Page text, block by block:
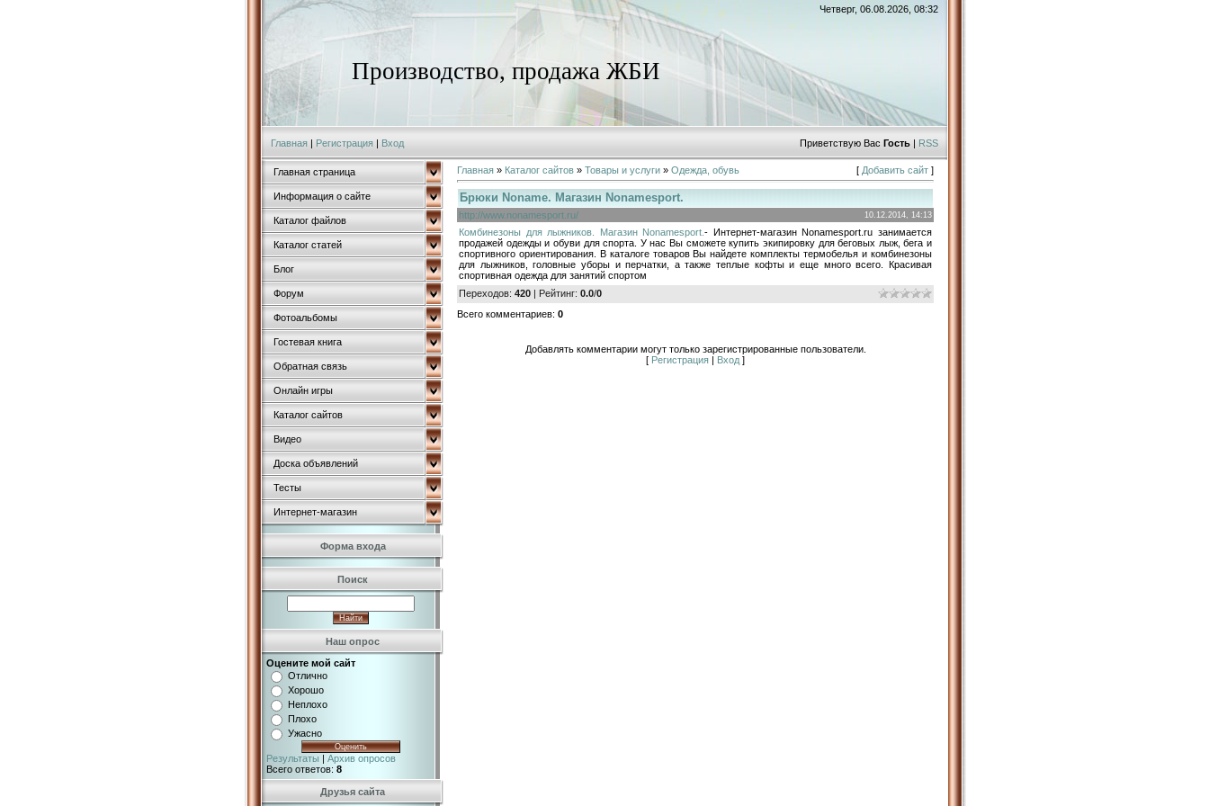
Четверг, 06.08.2026, 08:32
Производство, продажа ЖБИ
Главная | Регистрация | Вход Приветствую Вас Гость | RSS
Главная страница
Информация о сайте
Каталог файлов
Каталог статей
Блог
Форум
Фотоальбомы
Гостевая книга
Обратная связь
Онлайн игры
Каталог сайтов
Видео
Доска объявлений
Тесты
Интернет-магазин
Форма входа
Поиск
Наш опрос
Оцените мой сайт
Отлично
Хорошо
Неплохо
Плохо
Ужасно
Результаты | Архив опросов
Всего ответов: 8
Друзья сайта
Главная » Каталог сайтов » Товары и услуги » Одежда, обувь [ Добавить сайт ]
Брюки Noname. Магазин Nonamesport.
http://www.nonamesport.ru/ 10.12.2014, 14:13
Комбинезоны для лыжников. Магазин Nonamesport.- Интернет-магазин Nonamesport.ru занимается
продажей одежды и обуви для спорта. У нас Вы сможете купить экипировку для беговых лыж, бега и
спортивного ориентирования. В каталоге товаров Вы найдете комплекты термобелья и комбинезоны
для лыжников, головные уборы и перчатки, а также теплые кофты и еще много всего. Красивая
спортивная одежда для занятий спортом
Переходов: 420 | Рейтинг: 0.0/0
Всего комментариев: 0
Добавлять комментарии могут только зарегистрированные пользователи.
[ Регистрация | Вход ]